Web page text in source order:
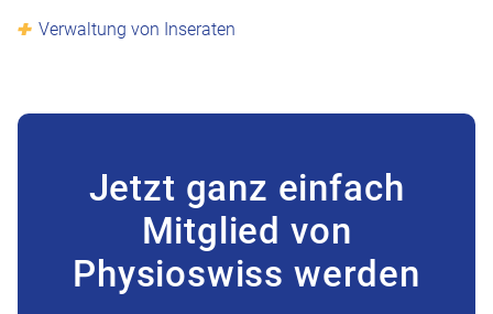
Verwaltung von Inseraten
Jetzt ganz einfach
Mitglied von
Physioswiss werden